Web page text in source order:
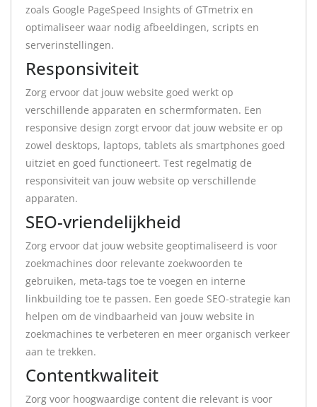
zoals Google PageSpeed Insights of GTmetrix en
optimaliseer waar nodig afbeeldingen, scripts en
serverinstellingen.
Responsiviteit
Zorg ervoor dat jouw website goed werkt op
verschillende apparaten en schermformaten. Een
responsive design zorgt ervoor dat jouw website er op
zowel desktops, laptops, tablets als smartphones goed
uitziet en goed functioneert. Test regelmatig de
responsiviteit van jouw website op verschillende
apparaten.
SEO-vriendelijkheid
Zorg ervoor dat jouw website geoptimaliseerd is voor
zoekmachines door relevante zoekwoorden te
gebruiken, meta-tags toe te voegen en interne
linkbuilding toe te passen. Een goede SEO-strategie kan
helpen om de vindbaarheid van jouw website in
zoekmachines te verbeteren en meer organisch verkeer
aan te trekken.
Contentkwaliteit
Zorg voor hoogwaardige content die relevant is voor